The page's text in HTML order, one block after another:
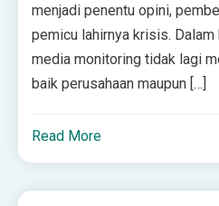
menjadi penentu opini,
pemicu lahirnya krisis.
media monitoring tidak lagi
baik perusahaan maupun […]
Read More